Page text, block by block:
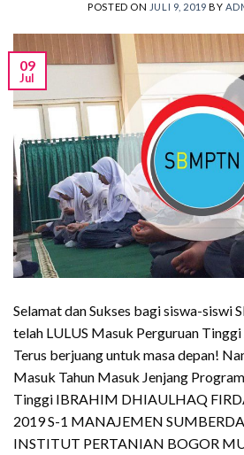
POSTED ON JULI 9, 2019 BY
09
Jul
Selamat dan Sukses bagi siswa-siswi
telah LULUS Masuk Perguruan
Terus berjuang untuk masa depan!
Masuk Tahun Masuk Jenjang
Tinggi IBRAHIM DHIAULHAQ
2019 S-1 MANAJEMEN
INSTITUT PERTANIAN BOGOR